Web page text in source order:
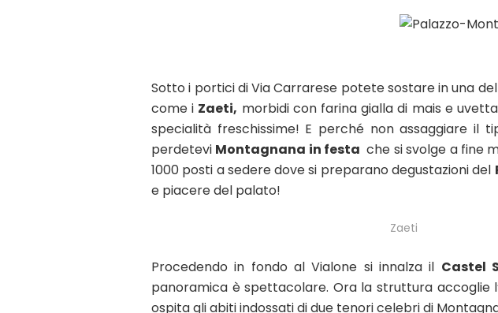
Sotto i portici di Via Carrarese potete sostare in una
come i Zaeti, morbidi con farina gialla di mais e
specialità freschissime! E perché non assaggiare il
perdetevi Montagnana in festa che si svolge a fine
1000 posti a sedere dove si preparano degustazioni del
e piacere del palato!
Zaeti
Procedendo in fondo al Vialone si innalza il Castel
panoramica è spettacolare. Ora la struttura accoglie
ospita gli abiti indossati di due tenori celebri di